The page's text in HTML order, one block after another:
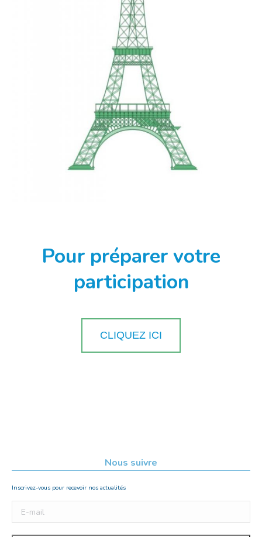
Pour préparer votre
participation
CLIQUEZ ICI
Nous suivre
Inscrivez-vous pour recevoir nos actualités